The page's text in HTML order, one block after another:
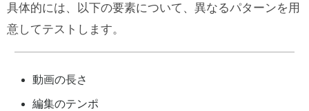
具体的には、以下の要素について、異なるパターンを用
意してテストします。
動画の長さ
編集のテンポ